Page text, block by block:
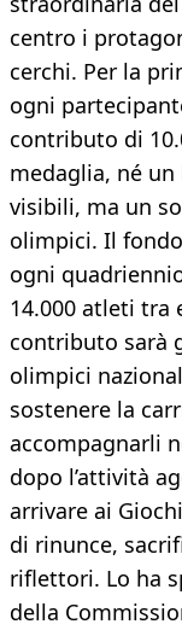
centro i
cerchi. Per la
ogni
contributo di
medaglia, né
visibili, ma un
olimpici. Il
ogni
14.000 atleti tra
contributo sarà
olimpici
sostenere la
accompagnarli
dopo l’attività
arrivare ai
di rinunce,
riflettori. Lo ha
della